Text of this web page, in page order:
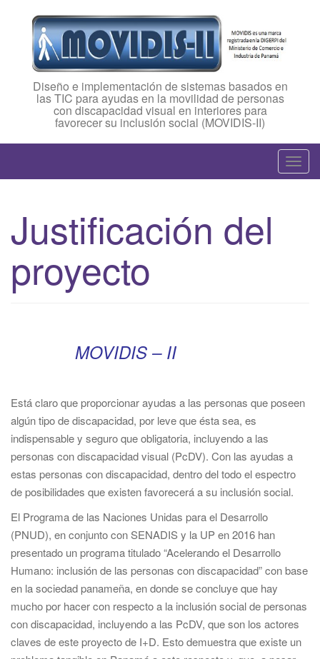
Diseño e implementación de sistemas basados en
las TIC para ayudas en la movilidad de personas
con discapacidad visual en interiores para
favorecer su inclusión social (MOVIDIS-II)
T
o
Justificación del
proyecto
MOVIDIS – II
Está claro que proporcionar ayudas a las personas que poseen
algún tipo de discapacidad, por leve que ésta sea, es
indispensable y seguro que obligatoria, incluyendo a las
personas con discapacidad visual (PcDV). Con las ayudas a
estas personas con discapacidad, dentro del todo el espectro
de posibilidades que existen favorecerá a su inclusión social.
El Programa de las Naciones Unidas para el Desarrollo
(PNUD), en conjunto con SENADIS y la UP en 2016 han
presentado un programa titulado “Acelerando el Desarrollo
Humano: inclusión de las personas con discapacidad” con base
en la sociedad panameña, en donde se concluye que hay
mucho por hacer con respecto a la inclusión social de personas
con discapacidad, incluyendo a las PcDV, que son los actores
claves de este proyecto de I+D. Esto demuestra que existe un